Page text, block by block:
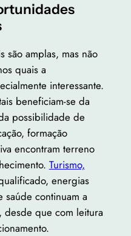
são amplas, mas não
quais a
interessante.
beneficiam-se da
possibilidade de
formação
encontram terreno
Turismo,
energias
saúde continuam a
desde que com leitura